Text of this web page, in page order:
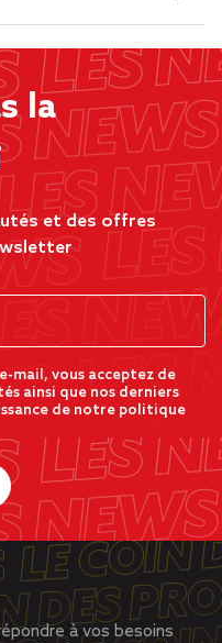
la
et des offres
mail, vous acceptez de
ainsi que nos derniers
de notre politique
à vos besoins